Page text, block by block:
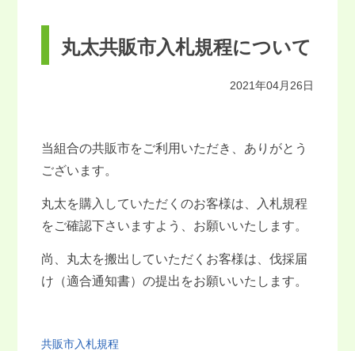
丸太共販市入札規程について
2021年04月26日
当組合の共販市をご利用いただき、ありがとう
ございます。
丸太を購入していただくのお客様は、入札規程
をご確認下さいますよう、お願いいたします。
尚、丸太を搬出していただくお客様は、伐採届
け（適合通知書）の提出をお願いいたします。
共販市入札規程